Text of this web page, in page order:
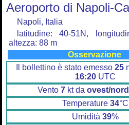
Aeroporto di Napoli-
Napoli, Italia
latitudine: 40-51N,
altezza: 88 m
Osservazione
Il bollettino è stato emesso 25
16:20UTC
Vento 7kt da ovest/
Temperature 34°C
Umidità 39%